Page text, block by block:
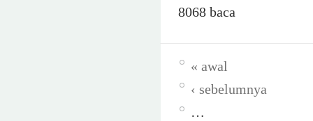
8068 baca
« awal
‹ sebelumnya
…